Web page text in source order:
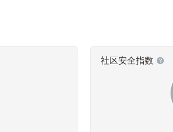
社区安全指数